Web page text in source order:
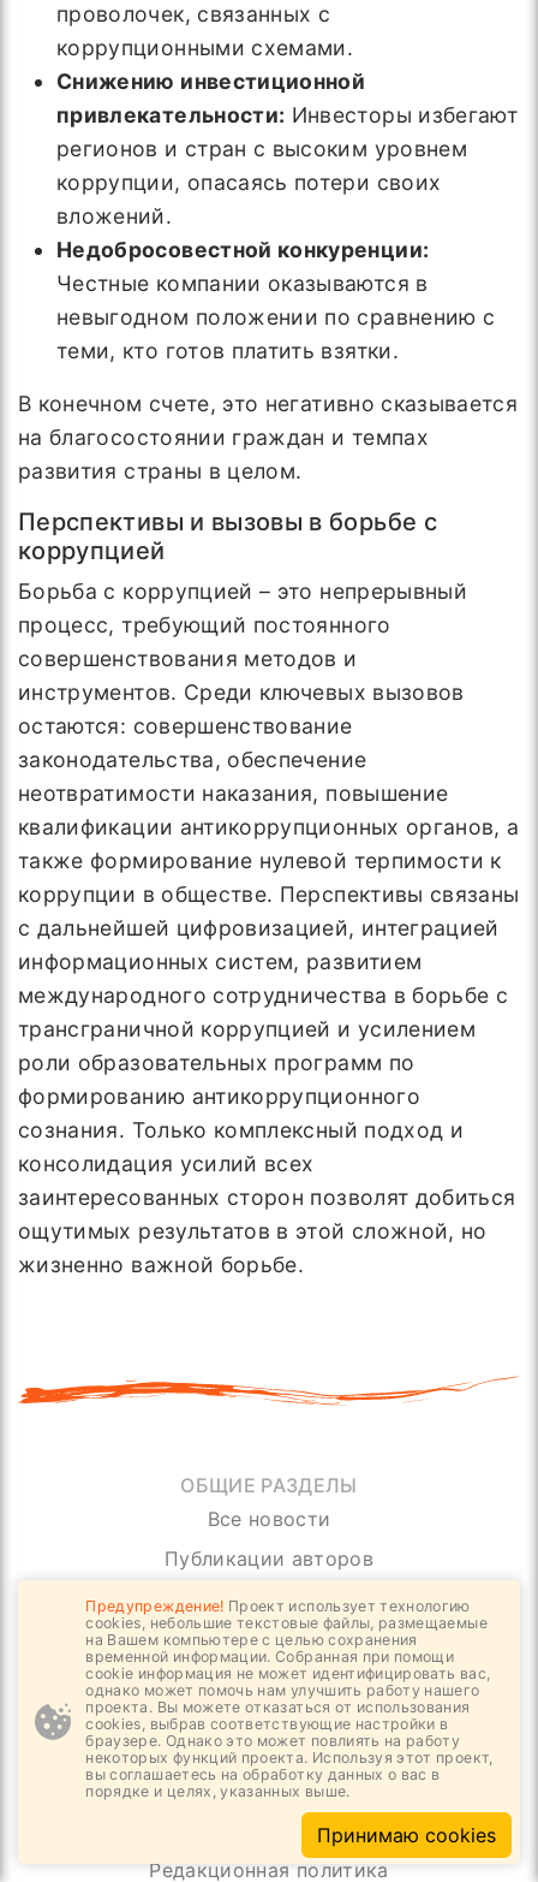
проволочек, связанных с
коррупционными схемами.
Снижению инвестиционной
привлекательности: Инвесторы избегают
регионов и стран с высоким уровнем
коррупции, опасаясь потери своих
вложений.
Недобросовестной конкуренции:
Честные компании оказываются в
невыгодном положении по сравнению с
теми, кто готов платить взятки.
В конечном счете, это негативно сказывается
на благосостоянии граждан и темпах
развития страны в целом.
Перспективы и вызовы в борьбе с
коррупцией
Борьба с коррупцией – это непрерывный
процесс, требующий постоянного
совершенствования методов и
инструментов. Среди ключевых вызовов
остаются: совершенствование
законодательства, обеспечение
неотвратимости наказания, повышение
квалификации антикоррупционных органов, а
также формирование нулевой терпимости к
коррупции в обществе. Перспективы связаны
с дальнейшей цифровизацией, интеграцией
информационных систем, развитием
международного сотрудничества в борьбе с
трансграничной коррупцией и усилением
роли образовательных программ по
формированию антикоррупционного
сознания. Только комплексный подход и
консолидация усилий всех
заинтересованных сторон позволят добиться
ощутимых результатов в этой сложной, но
жизненно важной борьбе.
ОБЩИЕ РАЗДЕЛЫ
Все новости
Публикации авторов
Научные материалы
Светские материалы
Материалы Цифровизации
Судебно - Правовые материалы
ПРАВОВЫЕ ДОКУМЕНТЫ
Политика конфиденциальности
Правила комментирования
Редакционная политика
Предупреждение! Проект использует технологию
cookies, небольшие текстовые файлы, размещаемые
на Вашем компьютере с целью сохранения
временной информации. Собранная при помощи
cookie информация не может идентифицировать вас,
однако может помочь нам улучшить работу нашего
проекта. Вы можете отказаться от использования
cookies, выбрав соответствующие настройки в
браузере. Однако это может повлиять на работу
некоторых функций проекта. Используя этот проект,
вы соглашаетесь на обработку данных о вас в
порядке и целях, указанных выше.
Принимаю cookies